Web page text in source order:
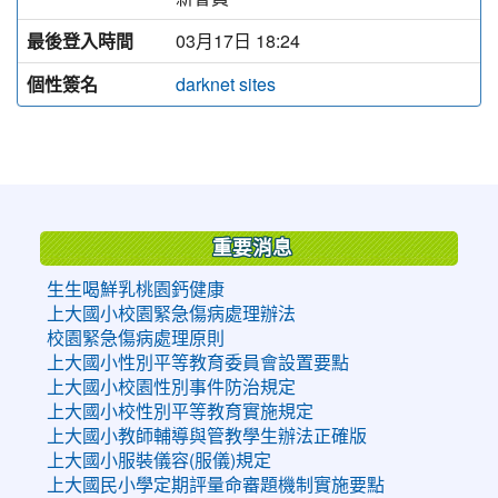
最後登入時間
03月17日 18:24
個性簽名
darknet sites
重要消息
生生喝鮮乳桃園鈣健康
上大國小校園緊急傷病處理辦法
校園緊急傷病處理原則
上大國小性別平等教育委員會設置要點
上大國小校園性別事件防治規定
上大國小校性別平等教育實施規定
上大國小教師輔導與管教學生辦法正確版
上大國小服裝儀容(服儀)規定
上大國民小學定期評量命審題機制實施要點